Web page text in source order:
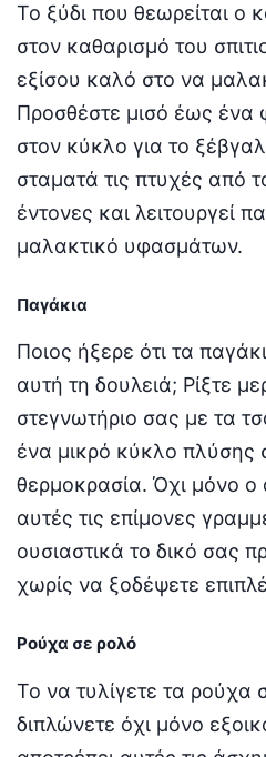
Το ξύδι που θεωρείται ο
στον καθαρισμό του
εξίσου καλό στο να
Προσθέστε μισό έως ένα
στον κύκλο για το
σταματά τις πτυχές από
έντονες και λειτουργεί
μαλακτικό υφασμάτων.
Παγάκια
Ποιος ήξερε ότι τα
αυτή τη δουλειά; Ρίξτε
στεγνωτήριο σας με τα
ένα μικρό κύκλο πλύσης
θερμοκρασία. Όχι μόνο ο
αυτές τις επίμονες
ουσιαστικά το δικό σας
χωρίς να ξοδέψετε
Ρούχα σε ρολό
Το να τυλίγετε τα ρούχα
διπλώνετε όχι μόνο